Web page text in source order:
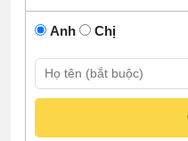
Anh Chị